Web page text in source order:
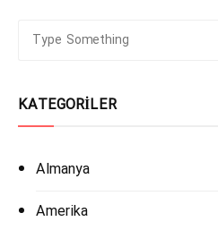
KATEGORILER
Almanya
Amerika